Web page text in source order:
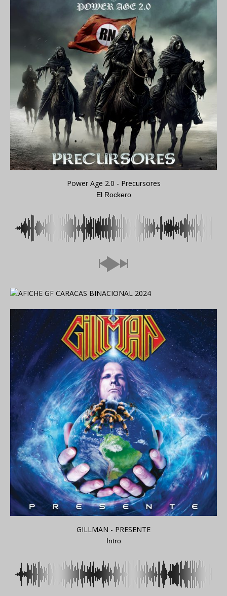
Power Age 2.0 - Precursores
El Rockero
GILLMAN - PRESENTE
Intro